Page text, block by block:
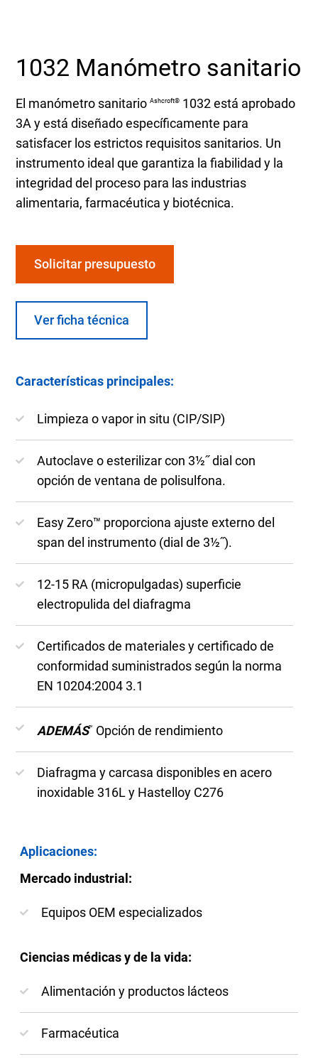
1032 Manómetro sanitario
El manómetro sanitarioAshcroft® 1032 está aprobado
3A y está diseñado específicamente para
satisfacer los estrictos requisitos sanitarios. Un
instrumento ideal que garantiza la fiabilidad y la
integridad del proceso para las industrias
alimentaria, farmacéutica y biotécnica.
Solicitar presupuesto
Ver ficha técnica
Características principales:
Limpieza o vapor in situ (CIP/SIP)
Autoclave o esterilizar con 3½˝ dial con
opción de ventana de polisulfona.
Easy Zero™ proporciona ajuste externo del
span del instrumento (dial de 3½˝).
12-15 RA (micropulgadas) superficie
electropulida del diafragma
Certificados de materiales y certificado de
conformidad suministrados según la norma
EN 10204:2004 3.1
ADEMÁS™ Opción de rendimiento
Diafragma y carcasa disponibles en acero
inoxidable 316L y Hastelloy C276
Aplicaciones:
Mercado industrial:
Equipos OEM especializados
Ciencias médicas y de la vida:
Alimentación y productos lácteos
Farmacéutica